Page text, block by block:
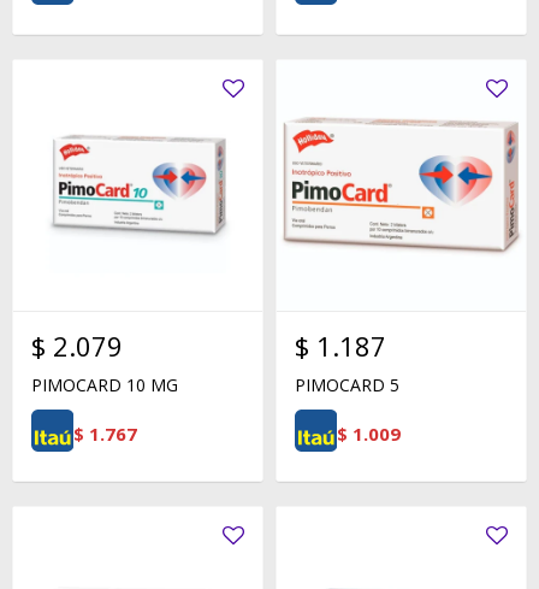
$ 2.079
PIMOCARD 10 MG
$ 1.767
$ 1.187
PIMOCARD 5
$ 1.009